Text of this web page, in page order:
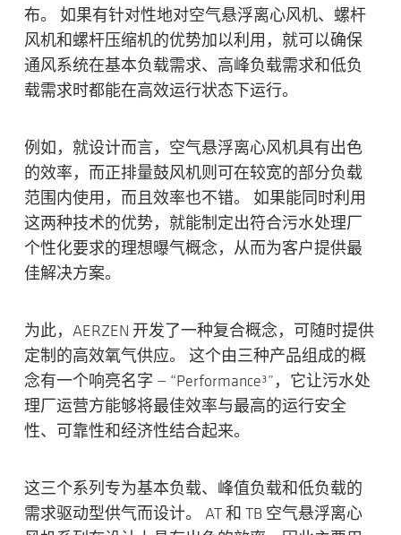
布。 如果有针对性地对空气悬浮离心风机、螺杆
风机和螺杆压缩机的优势加以利用，就可以确保
通风系统在基本负载需求、高峰负载需求和低负
载需求时都能在高效运行状态下运行。
例如，就设计而言，空气悬浮离心风机具有出色
的效率，而正排量鼓风机则可在较宽的部分负载
范围内使用，而且效率也不错。 如果能同时利用
这两种技术的优势，就能制定出符合污水处理厂
个性化要求的理想曝气概念，从而为客户提供最
佳解决方案。
为此，AERZEN 开发了一种复合概念，可随时提供
定制的高效氧气供应。 这个由三种产品组成的概
念有一个响亮名字 — “Performance³”，它让污水处
理厂运营方能够将最佳效率与最高的运行安全
性、可靠性和经济性结合起来。
这三个系列专为基本负载、峰值负载和低负载的
需求驱动型供气而设计。 AT 和 TB 空气悬浮离心